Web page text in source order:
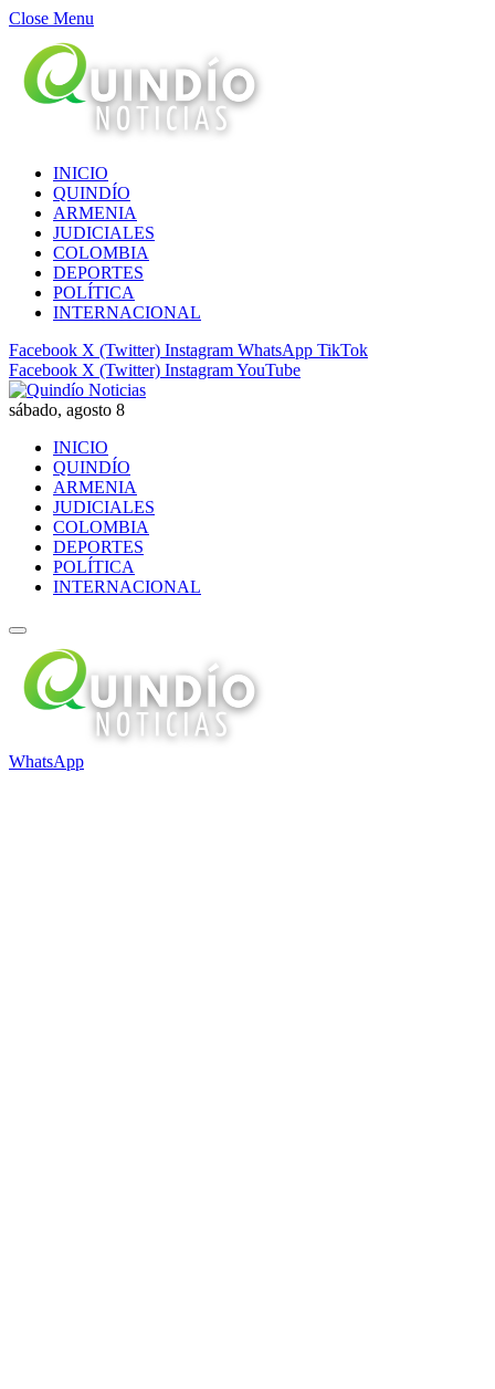
Close Menu
INICIO
QUINDÍO
ARMENIA
JUDICIALES
COLOMBIA
DEPORTES
POLÍTICA
INTERNACIONAL
Facebook X (Twitter) Instagram WhatsApp TikTok
Facebook X (Twitter) InstagramYouTube
sábado, agosto 8
INICIO
QUINDÍO
ARMENIA
JUDICIALES
COLOMBIA
DEPORTES
POLÍTICA
INTERNACIONAL
WhatsApp